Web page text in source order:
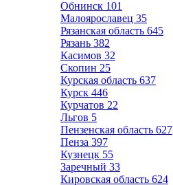
Обнинск 101
Малоярославец 35
Рязанская область 645
Рязань 382
Касимов 32
Скопин 25
Курская область 637
Курск 446
Курчатов 22
Льгов 5
Пензенская область 627
Пенза 397
Кузнецк 55
Заречный 33
Кировская область 624